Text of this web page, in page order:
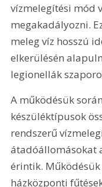
vízmelegítési mód
megakadályozni.
meleg víz hosszú
elkerülésén
legionellák
A működésük
készüléktípusok
rendszerű
átadóállomásokat
érintik.
házközponti